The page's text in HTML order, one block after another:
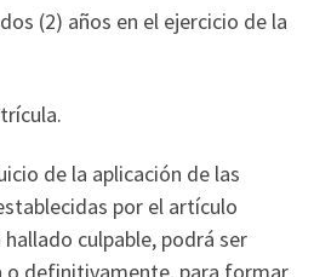
(2) años en el ejercicio de la
de la aplicación de las
por el artículo
culpable, podrá ser